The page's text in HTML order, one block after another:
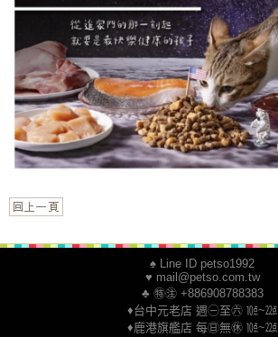
♠ Line ID petso1992
♥ mail@petso.com.tw
♣ ㊕㊟ +886908788383
♦台中元老店 週㊀至㊅ ㍢~㍮
♦鹿港旗艦店 每㊐無㊡ ㍢~㍮